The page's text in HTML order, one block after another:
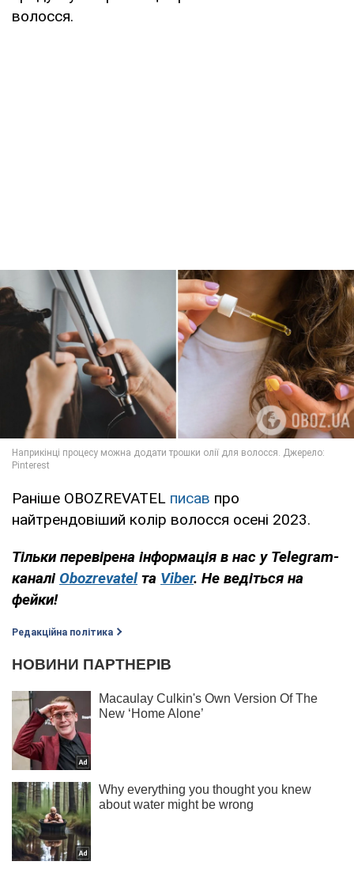
волосся.
Раніше OBOZREVATEL писав про
найтрендовіший колір волосся осені 2023.
Тільки перевірена інформація в нас у Telegram-
каналі Obozrevatel та Viber. Не ведіться на
фейки!
Редакційна політика